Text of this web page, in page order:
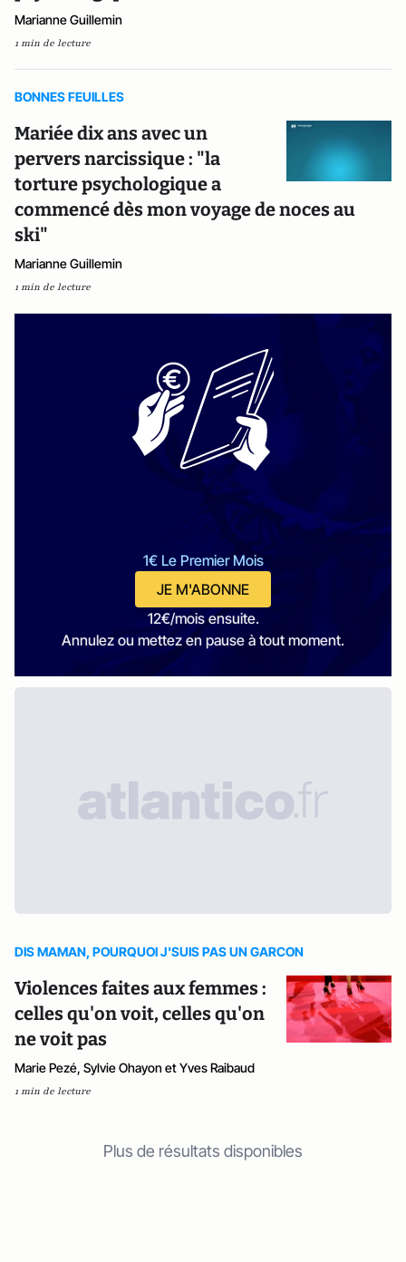
Marianne Guillemin
1 min de lecture
BONNES FEUILLES
Mariée dix ans avec un
pervers narcissique : "la
torture psychologique a
commencé dès mon voyage de noces au
ski"
Marianne Guillemin
1 min de lecture
1€ Le Premier Mois
JE M'ABONNE
12€/mois ensuite.
Annulez ou mettez en pause à tout moment.
DIS MAMAN, POURQUOI J'SUIS PAS UN GARCON
Violences faites aux femmes :
celles qu'on voit, celles qu'on
ne voit pas
Marie Pezé, Sylvie Ohayon et Yves Raibaud
1 min de lecture
Plus de résultats disponibles